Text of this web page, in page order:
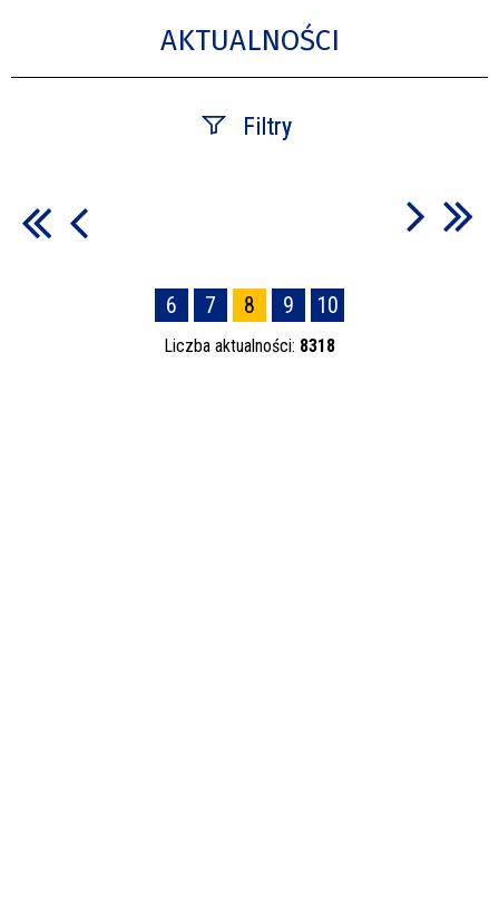
AKTUALNOŚCI
Filtry
—
6 7 8 9 10
Liczba aktualności: 8318